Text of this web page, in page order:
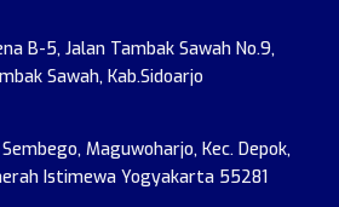
B-5, Jalan Tambak Sawah No.9,
Sawah, Kab.Sidoarjo
Sembego, Maguwoharjo, Kec. Depok,
Istimewa Yogyakarta 55281